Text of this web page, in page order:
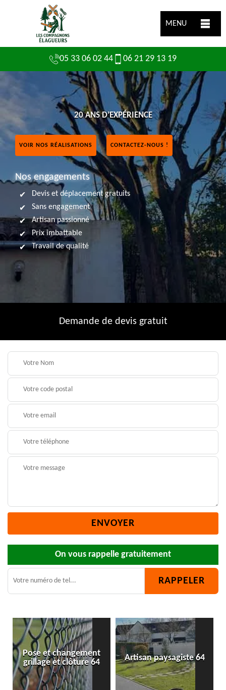
MENU
05 33 06 02 44 06 21 29 13 19
20 ANS D’EXPÉRIENCE
VOIR NOS RÉALISATIONS CONTACTEZ-NOUS !
Nos engagements
Devis et déplacement gratuits
Sans engagement
Artisan passionné
Prix imbattable
Travail de qualité
Demande de devis gratuit
On vous rappelle gratuitement
Artisan paysagiste 64 Bûcheron 64